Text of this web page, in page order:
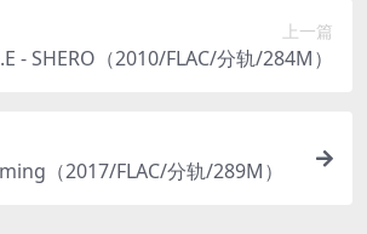
上一篇
- SHERO（2010/FLAC/分轨/284M）
（2017/FLAC/分轨/289M）